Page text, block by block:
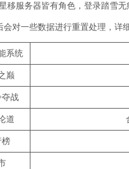
移服务器皆有角色，登录踏雪
会对一些数据进行重置处理，详
系统
巅
夺战
道
榜